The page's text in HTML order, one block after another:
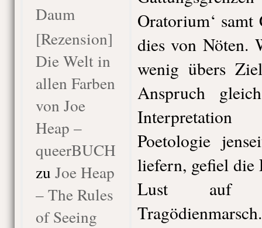
Daum
[Rezension]
Die Welt in
allen Farben
von Joe
Heap –
queerBUCH
zu Joe Heap
– The Rules
of Seeing
Oratorium‘
dies von Nöten.
wenig übers
Anspruch
Interpretation
Poetologie
liefern, gefiel die
Lust auf
Tragödienmarsch.